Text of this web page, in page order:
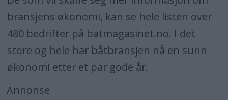
bransjens økonomi, kan se hele listen over
480 bedrifter på batmagasinet.no. I det
store og hele har båtbransjen nå en sunn
økonomi etter et par gode år.
Annonse